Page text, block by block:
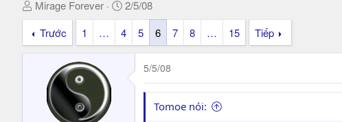
T
h
e
Mirage Forever
N
g
à
y
ử
2/5/08
Trước
1 … 4 5 6 7 8 … 15 Tiếp
5/5/08
Tomoe nói: